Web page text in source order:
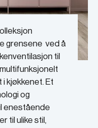
grensene ved å
til
kjøkkenet. Et
og
enestående
til ulike stil,